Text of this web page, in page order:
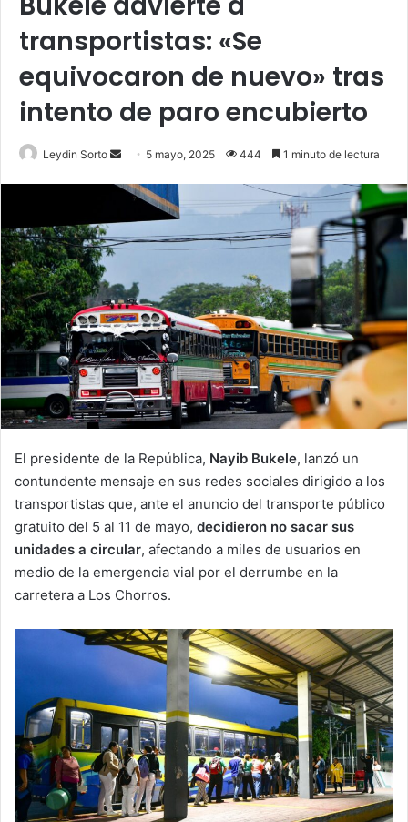
transportistas: «Se
equivocaron de nuevo» tras
intento de paro encubierto
Leydin Sorto
Send
email
5 mayo, 2025 444 1 minuto de lectura
El presidente de la República, Nayib Bukele, lanzó un
contundente mensaje en sus redes sociales dirigido a los
transportistas que, ante el anuncio del transporte público
gratuito del 5 al 11 de mayo, decidieron no sacar sus
unidades a circular, afectando a miles de usuarios en
medio de la emergencia vial por el derrumbe en la
carretera a Los Chorros.